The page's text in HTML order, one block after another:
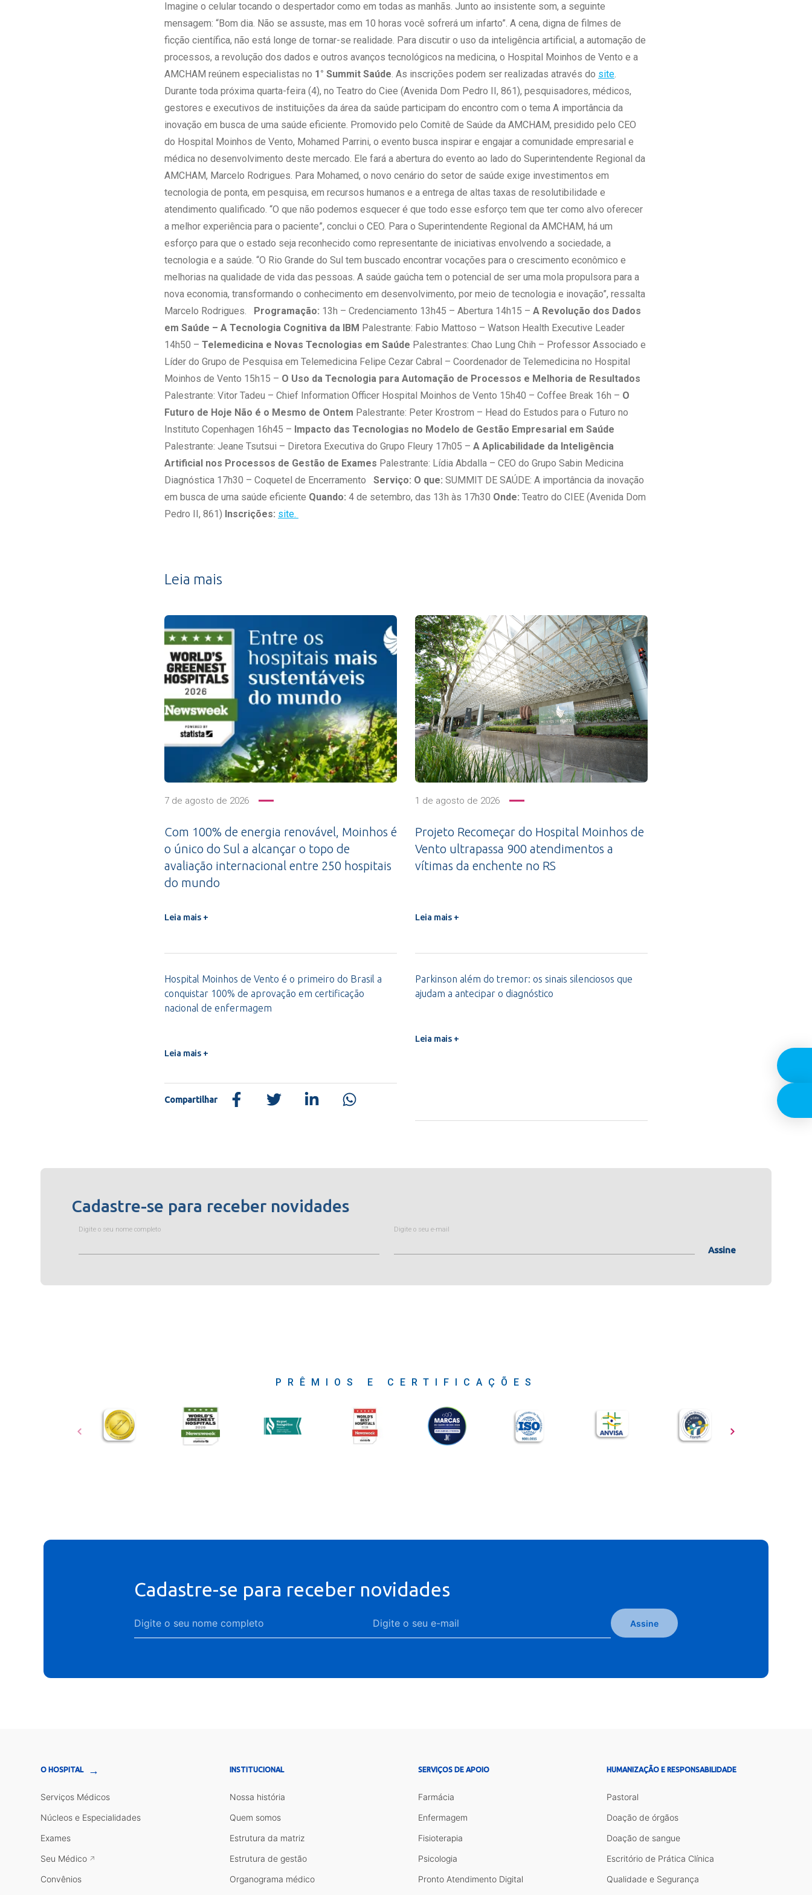
Estrutura de Gestão
Exames - Portal Médico
Farmácia
Fisioterapia
Quem Somos
Responsabilidade Ambiental
Responsabilidade Social
Serviço Social
Saúde Digital Moinhos
Tele Interconsultas
Cabine Telemedicina
Imagine o celular tocando o despertador como em todas as manhãs. Junto ao insistente som, a seguinte
mensagem: “Bom dia. Não se assuste, mas em 10 horas você sofrerá um infarto”. A cena, digna de filmes de
ficção científica, não está longe de tornar-se realidade. Para discutir o uso da inteligência artificial, a automação de
processos, a revolução dos dados e outros avanços tecnológicos na medicina, o Hospital Moinhos de Vento e a
AMCHAM reúnem especialistas no 1° Summit Saúde. As inscrições podem ser realizadas através do site.
Durante toda próxima quarta-feira (4), no Teatro do Ciee (Avenida Dom Pedro II, 861), pesquisadores, médicos,
gestores e executivos de instituições da área da saúde participam do encontro com o tema A importância da
inovação em busca de uma saúde eficiente. Promovido pelo Comitê de Saúde da AMCHAM, presidido pelo CEO
do Hospital Moinhos de Vento, Mohamed Parrini, o evento busca inspirar e engajar a comunidade empresarial e
médica no desenvolvimento deste mercado. Ele fará a abertura do evento ao lado do Superintendente Regional da
AMCHAM, Marcelo Rodrigues. Para Mohamed, o novo cenário do setor de saúde exige investimentos em
tecnologia de ponta, em pesquisa, em recursos humanos e a entrega de altas taxas de resolutibilidade e
atendimento qualificado. “O que não podemos esquecer é que todo esse esforço tem que ter como alvo oferecer
a melhor experiência para o paciente”, conclui o CEO. Para o Superintendente Regional da AMCHAM, há um
esforço para que o estado seja reconhecido como representante de iniciativas envolvendo a sociedade, a
tecnologia e a saúde. “O Rio Grande do Sul tem buscado encontrar vocações para o crescimento econômico e
melhorias na qualidade de vida das pessoas. A saúde gaúcha tem o potencial de ser uma mola propulsora para a
nova economia, transformando o conhecimento em desenvolvimento, por meio de tecnologia e inovação”, ressalta
Marcelo Rodrigues. Programação: 13h – Credenciamento 13h45 – Abertura 14h15 – A Revolução dos Dados
em Saúde – A Tecnologia Cognitiva da IBM Palestrante: Fabio Mattoso – Watson Health Executive Leader
14h50 – Telemedicina e Novas Tecnologias em Saúde Palestrantes: Chao Lung Chih – Professor Associado e
Líder do Grupo de Pesquisa em Telemedicina Felipe Cezar Cabral – Coordenador de Telemedicina no Hospital
Moinhos de Vento 15h15 – O Uso da Tecnologia para Automação de Processos e Melhoria de Resultados
Palestrante: Vitor Tadeu – Chief Information Officer Hospital Moinhos de Vento 15h40 – Coffee Break 16h – O
Futuro de Hoje Não é o Mesmo de Ontem Palestrante: Peter Krostrom – Head do Estudos para o Futuro no
Instituto Copenhagen 16h45 – Impacto das Tecnologias no Modelo de Gestão Empresarial em Saúde
Palestrante: Jeane Tsutsui – Diretora Executiva do Grupo Fleury 17h05 – A Aplicabilidade da Inteligência
Artificial nos Processos de Gestão de Exames Palestrante: Lídia Abdalla – CEO do Grupo Sabin Medicina
Diagnóstica 17h30 – Coquetel de Encerramento Serviço: O que: SUMMIT DE SAÚDE: A importância da inovação
em busca de uma saúde eficiente Quando: 4 de setembro, das 13h às 17h30 Onde: Teatro do CIEE (Avenida Dom
Pedro II, 861) Inscrições: site.
Leia mais
7 de agosto de 2026
Com 100% de energia renovável, Moinhos é
o único do Sul a alcançar o topo de
avaliação internacional entre 250 hospitais
do mundo
Leia mais +
1 de agosto de 2026
Projeto Recomeçar do Hospital Moinhos de
Vento ultrapassa 900 atendimentos a
vítimas da enchente no RS
Leia mais +
Hospital Moinhos de Vento é o primeiro do Brasil a
conquistar 100% de aprovação em certificação
nacional de enfermagem
Leia mais +
Parkinson além do tremor: os sinais silenciosos que
ajudam a antecipar o diagnóstico
Leia mais +
Compartilhar
Cadastre-se para receber novidades
Digite o seu nome completo Digite o seu e-mail
Assine
PRÊMIOS E CERTIFICAÇÕES
Cadastre-se para receber novidades
Assine
O HOSPITAL →
Serviços Médicos
Núcleos e Especialidades
Exames
Seu Médico
Convênios
INSTITUCIONAL
Nossa história
Quem somos
Estrutura da matriz
Estrutura de gestão
Organograma médico
SERVIÇOS DE APOIO
Farmácia
Enfermagem
Fisioterapia
Psicologia
Pronto Atendimento Digital
HUMANIZAÇÃO E RESPONSABILIDADE
Pastoral
Doação de órgãos
Doação de sangue
Escritório de Prática Clínica
Qualidade e Segurança